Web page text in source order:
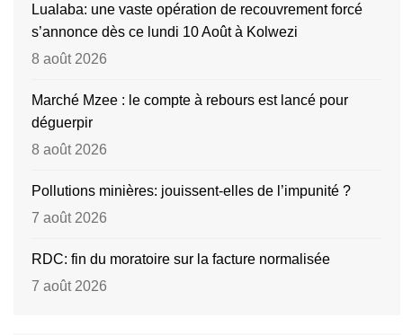
Lualaba: une vaste opération de recouvrement forcé
s’annonce dès ce lundi 10 Août à Kolwezi
8 août 2026
Marché Mzee : le compte à rebours est lancé pour
déguerpir
8 août 2026
Pollutions minières: jouissent-elles de l’impunité ?
7 août 2026
RDC: fin du moratoire sur la facture normalisée
7 août 2026